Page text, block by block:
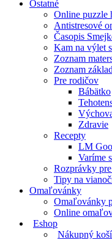
Ostatné
Online puzzle
Antistresové
Časopis
Kam na výlet
Zoznam
Zoznam
Pre rodičov
Bábätko
Zdravie
Recepty
LM
Varíme
Rozprávky
Tipy na
Omaľovánky
Omaľovánky
Online
Eshop
Nákupný